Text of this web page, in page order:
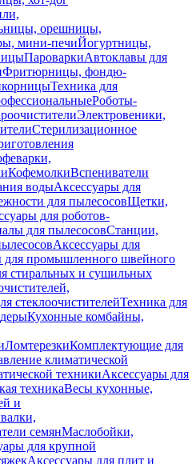
орешницы,
мини-печиЙогуртницы,
ПароваркиАвтоклавы для
Фритюрницы, фондю-
Техника для
Роботы-
Электровеники,
Стерилизационное
КофемолкиВспениватели
водыАксессуары для
для пылесосовЩетки,
для роботов-
для пылесосовСтанции,
Аксессуары для
для промышленного швейного
стиральных и сушильных
стеклоочистителейТехника для
Кухонные комбайны,
ЛомтерезкиКомплектующие для
климатической
техникиАксессуары для
техникаВесы кухонные,
и
семянМаслобойки,
для крупной
Аксессуары для плит и